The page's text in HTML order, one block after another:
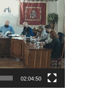
02:04:50